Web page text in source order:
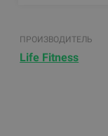
ПРОИЗВОДИТЕЛЬ
Life Fitness